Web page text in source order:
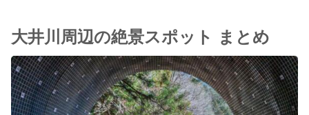
大井川周辺の絶景スポット まとめ